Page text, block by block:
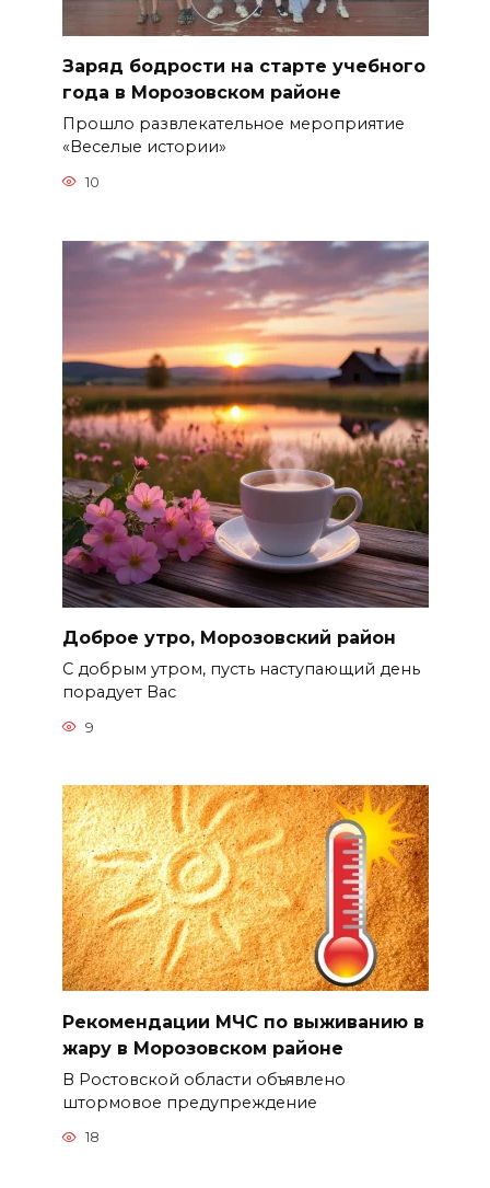
Заряд бодрости на старте учебного
года в Морозовском районе
Прошло развлекательное мероприятие
«Веселые истории»
10
Доброе утро, Морозовский район
С добрым утром, пусть наступающий день
порадует Вас
9
Рекомендации МЧС по выживанию в
жару в Морозовском районе
В Ростовской области объявлено
штормовое предупреждение
18